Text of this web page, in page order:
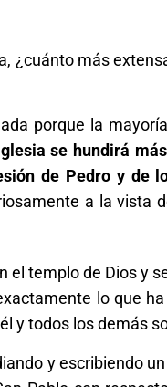
¿cuánto más
porque la
se hundirá
de Pedro y de
a la vista
templo de Dios y
lo que
y todos los demás
y escribiendo un